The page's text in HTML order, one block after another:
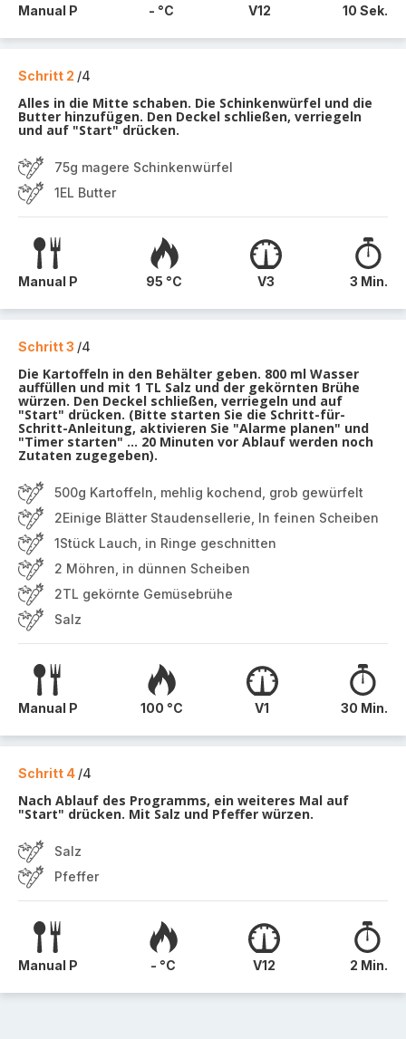
Manual P - °C V12 10 Sek.
Schritt 2 /4
Alles in die Mitte schaben. Die Schinkenwürfel und die
Butter hinzufügen. Den Deckel schließen, verriegeln
und auf "Start" drücken.
75g magere Schinkenwürfel
1EL Butter
Manual P 95 °C V3 3 Min.
Schritt 3 /4
Die Kartoffeln in den Behälter geben. 800 ml Wasser
auffüllen und mit 1 TL Salz und der gekörnten Brühe
würzen. Den Deckel schließen, verriegeln und auf
"Start" drücken. (Bitte starten Sie die Schritt-für-
Schritt-Anleitung, aktivieren Sie "Alarme planen" und
"Timer starten" ... 20 Minuten vor Ablauf werden noch
Zutaten zugegeben).
500g Kartoffeln, mehlig kochend, grob gewürfelt
2Einige Blätter Staudensellerie, In feinen Scheiben
1Stück Lauch, in Ringe geschnitten
2 Möhren, in dünnen Scheiben
2TL gekörnte Gemüsebrühe
Salz
Manual P 100 °C V1 30 Min.
Schritt 4 /4
Nach Ablauf des Programms, ein weiteres Mal auf
"Start" drücken. Mit Salz und Pfeffer würzen.
Salz
Pfeffer
Manual P - °C V12 2 Min.